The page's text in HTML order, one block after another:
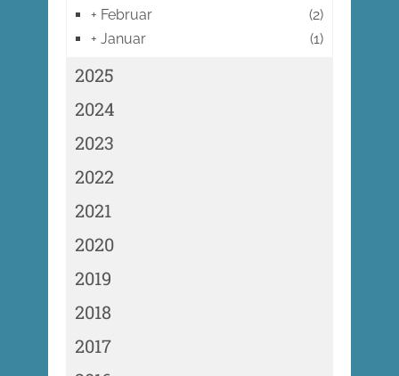
+ Februar
(2)
+ Januar (1)
2025
2024
2023
2022
2021
2020
2019
2018
2017